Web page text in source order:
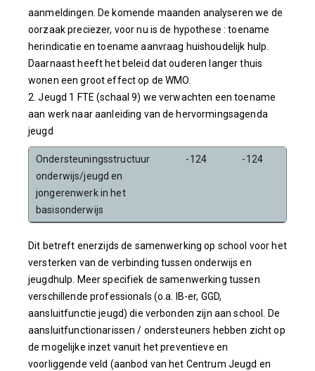
aanmeldingen. De komende maanden analyseren we de
oorzaak preciezer, voor nu is de hypothese : toename
herindicatie en toename aanvraag huishoudelijk hulp.
Daarnaast heeft het beleid dat ouderen langer thuis
wonen een groot effect op de WMO.
2. Jeugd 1 FTE (schaal 9) we verwachten een toename
aan werk naar aanleiding van de hervormingsagenda
jeugd
Ondersteuningsstructuur
onderwijs/jeugd en
jongerenwerk in het
basisonderwijs
-124 -124
Dit betreft enerzijds de samenwerking op school voor het
versterken van de verbinding tussen onderwijs en
jeugdhulp. Meer specifiek de samenwerking tussen
verschillende professionals (o.a. IB-er, GGD,
aansluitfunctie jeugd) die verbonden zijn aan school. De
aansluitfunctionarissen / ondersteuners hebben zicht op
de mogelijke inzet vanuit het preventieve en
voorliggende veld (aanbod van het Centrum Jeugd en